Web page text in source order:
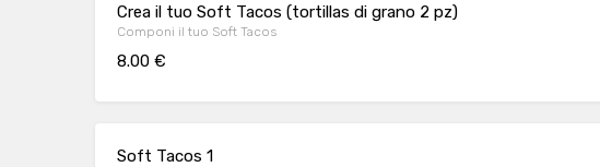
Crea il tuo Soft Tacos (tortillas di grano 2 pz)
Componi il tuo Soft Tacos
8.00 €
Soft Tacos 1